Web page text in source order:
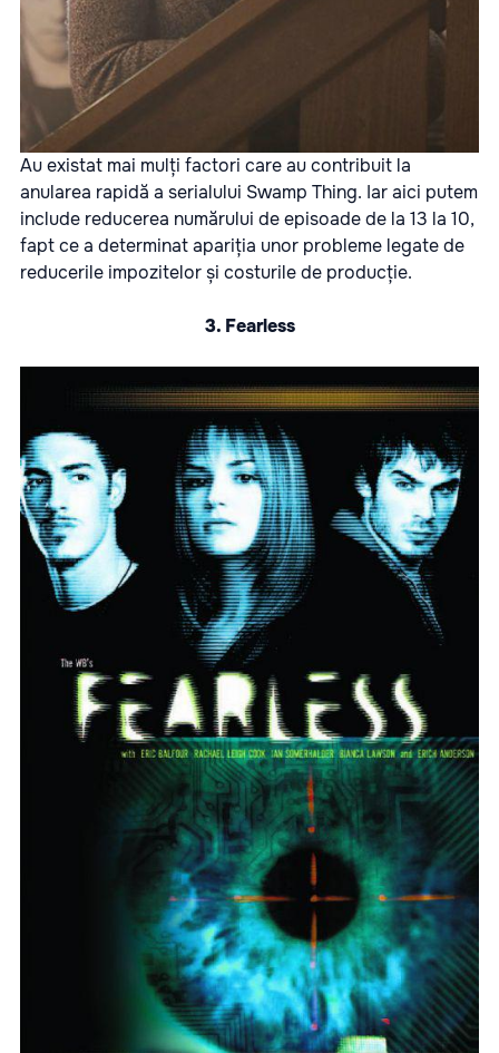
Au existat mai mulți factori care au contribuit la
anularea rapidă a serialului Swamp Thing. Iar aici putem
include reducerea numărului de episoade de la 13 la 10,
fapt ce a determinat apariția unor probleme legate de
reducerile impozitelor și costurile de producție.
3. Fearless